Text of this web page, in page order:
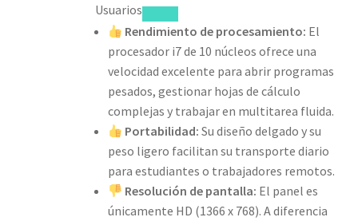
Usuarios
Rendimiento de procesamiento: El
procesador i7 de 10 núcleos ofrece una
velocidad excelente para abrir programas
pesados, gestionar hojas de cálculo
complejas y trabajar en multitarea fluida.
Portabilidad: Su diseño delgado y su
peso ligero facilitan su transporte diario
para estudiantes o trabajadores remotos.
Resolución de pantalla: El panel es
únicamente HD (1366 x 768). A diferencia